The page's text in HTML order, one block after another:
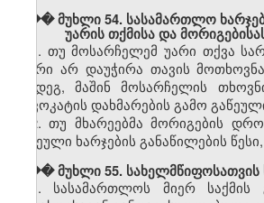
��� მუხლი 54. სასამართლო
უარის თქმისა და
1. თუ მოსარჩელემ უარი თქვა
მხარი არ დაუჭირა თავის
შემდეგ, მაშინ მოსარჩელის
ადვოკატის დახმარების გამო
2. თუ მხარეებმა მორიგების
გაწეული ხარჯების განაწილების
��� მუხლი 55. სახელმწიფოსათვის
1. სასამართლოს მიერ